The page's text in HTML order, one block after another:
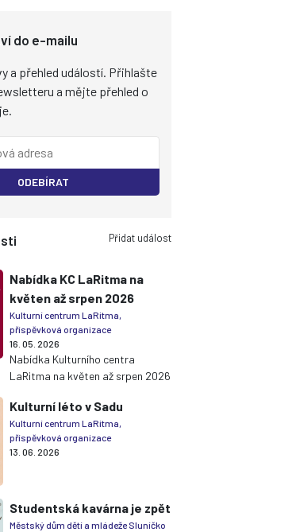
do e-mailu
a přehled událostí. Přihlašte
a mějte přehled o
ODEBÍRAT
Přidat událost
Nabídka KC LaRitma na
květen až srpen 2026
Kulturní centrum LaRitma,
příspěvková organizace
16. 05. 2026
Nabídka Kulturního centra
LaRitma na květen až srpen 2026
Kulturní léto v Sadu
Kulturní centrum LaRitma,
příspěvková organizace
13. 06. 2026
Studentská kavárna je zpět
Městský dům dětí a mládeže Sluníčko